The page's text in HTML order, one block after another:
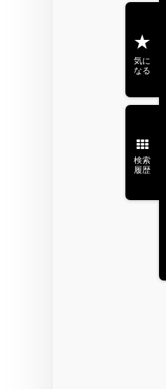
気に
なる
検索
履歴